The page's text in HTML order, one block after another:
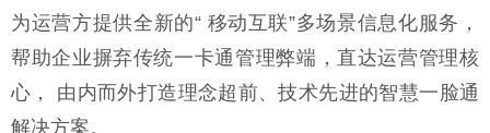
为运营方提供全新的“ 移动互联”多场景信息化服务，
帮助企业摒弃传统一卡通管理弊端，直达运营管理核
心， 由内而外打造理念超前、技术先进的智慧一脸通
解决方案。